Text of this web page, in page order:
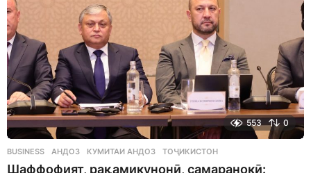
553 0
BUSINESS АНДОЗ ,КУМИТАИ АНДОЗ ,ТОҶИКИСТОН
Шаффофият, рақамикунонӣ, самаранокӣ: